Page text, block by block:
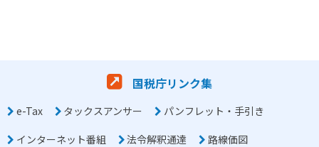
国税庁リンク集
e-Tax タックスアンサー
パンフレット・手引き
インターネット番組
法令解釈通達 路線価図